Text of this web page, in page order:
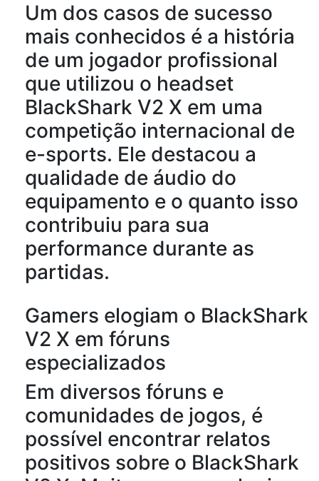
Um dos casos de sucesso
mais conhecidos é a história
de um jogador profissional
que utilizou o headset
BlackShark V2 X em uma
competição internacional de
e-sports. Ele destacou a
qualidade de áudio do
equipamento e o quanto isso
contribuiu para sua
performance durante as
partidas.
Gamers elogiam o BlackShark
V2 X em fóruns
especializados
Em diversos fóruns e
comunidades de jogos, é
possível encontrar relatos
positivos sobre o BlackShark